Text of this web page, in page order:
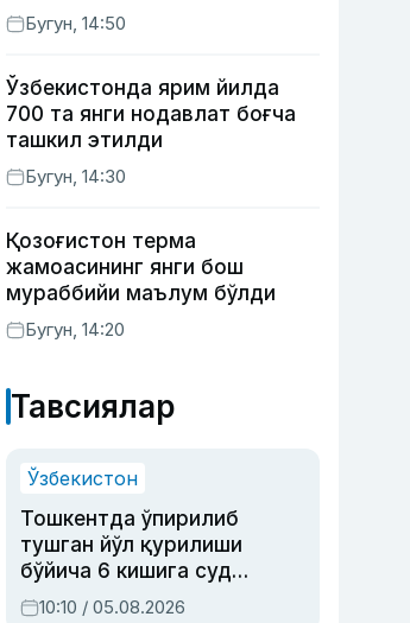
актёр Робин Уильямс ҳақида
кўпчилик билмайдиган
Бугун, 14:50
Ўзбекистонда ярим йилда
700 та янги нодавлат боғча
ташкил этилди
Бугун, 14:30
Қозоғистон терма
жамоасининг янги бош
мураббийи маълум бўлди
Бугун, 14:20
Тавсиялар
Ўзбекистон
Тошкентда ўпирилиб
тушган йўл қурилиши
бўйича 6 кишига суд
ҳукми ўқилди
10:10 / 05.08.2026